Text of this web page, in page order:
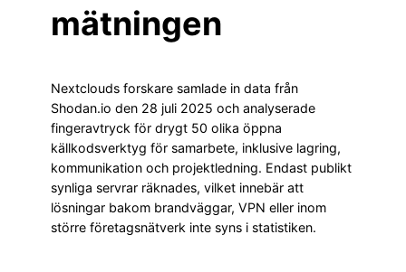
mätningen
Nextclouds forskare samlade in data från
Shodan.io den 28 juli 2025 och analyserade
fingeravtryck för drygt 50 olika öppna
källkodsverktyg för samarbete, inklusive lagring,
kommunikation och projektledning. Endast publikt
synliga servrar räknades, vilket innebär att
lösningar bakom brandväggar, VPN eller inom
större företagsnätverk inte syns i statistiken.